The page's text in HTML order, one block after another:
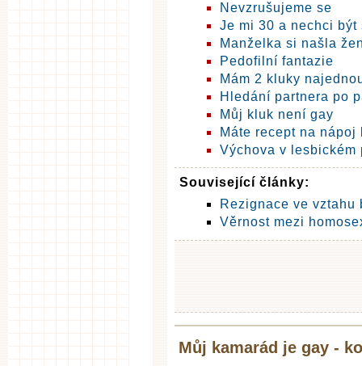
Nevzrušujeme se
Je mi 30 a nechci být
Manželka si našla
Pedofilní fantazie
Mám 2 kluky
Hledání partnera po
Můj kluk není gay
Máte recept na nápoj
Výchova v lesbickém
Související články:
Rezignace ve vztahu
Věrnost mezi
Můj kamarád je gay -